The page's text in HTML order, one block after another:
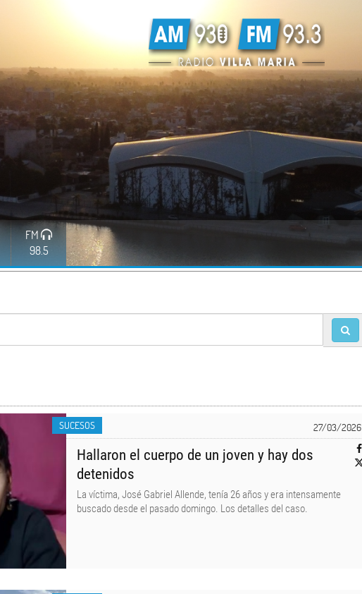
FM
98.5
27/03/2026
SUCESOS
Hallaron el cuerpo de un joven y hay dos
detenidos
La víctima, José Gabriel Allende, tenía 26 años y era intensamente
buscado desde el pasado domingo. Los detalles del caso.